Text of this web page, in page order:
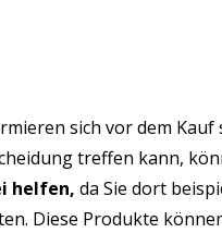
sich vor dem
treffen kann,
helfen, da Sie dort
Diese Produkte